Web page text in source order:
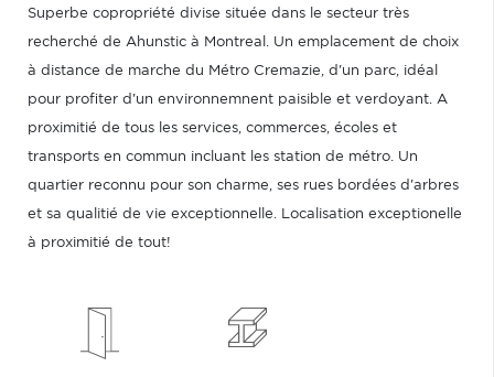
Superbe copropriété divise située dans le secteur très
recherché de Ahunstic à Montreal. Un emplacement de choix
à distance de marche du Métro Cremazie, d'un parc, idéal
pour profiter d'un environnemnent paisible et verdoyant. A
proximitié de tous les services, commerces, écoles et
transports en commun incluant les station de métro. Un
quartier reconnu pour son charme, ses rues bordées d'arbres
et sa qualitié de vie exceptionnelle. Localisation exceptionelle
à proximitié de tout!